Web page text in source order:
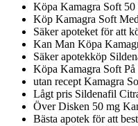
Köpa Kamagra Soft
Köp Kamagra Soft
Säker apoteket för att
Kan Man Köpa
Säker apotekköp
Köpa Kamagra Soft På
utan recept Kamagra
Lågt pris Sildenafil
Över Disken 50 mg
Bästa apotek för att